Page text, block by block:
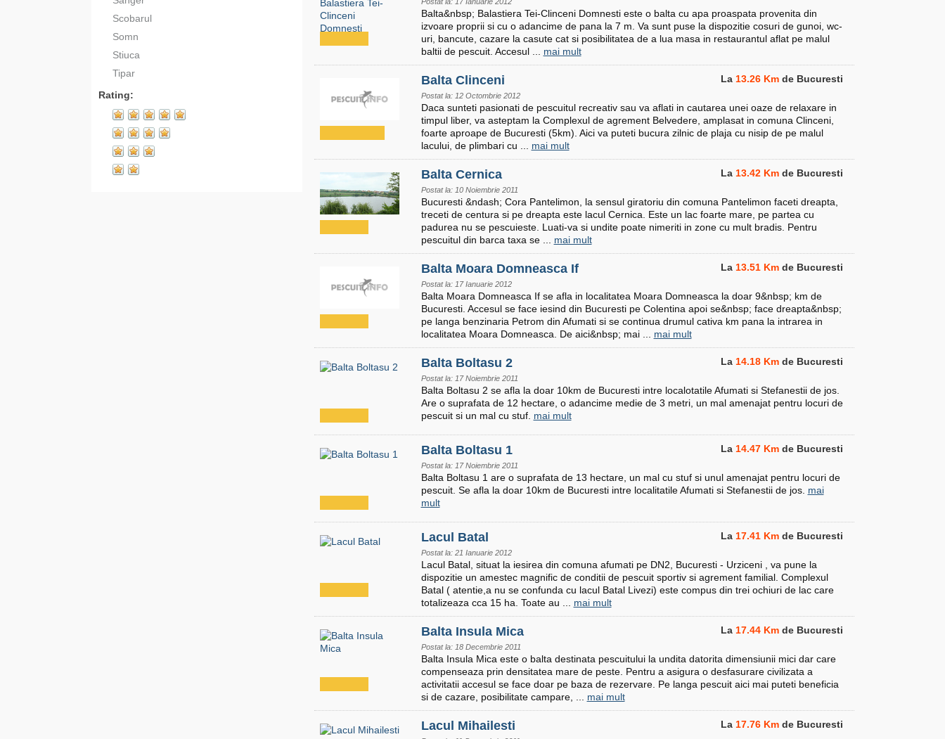
Scobarul
Somn
Stiuca
Tipar
Rating:
Balta&nbsp; Balastiera Tei-Clinceni Domnesti este o balta cu apa proaspata provenita din
izvoare proprii si cu o adancime de pana la 7 m. Va sunt puse la dispozitie cosuri de gunoi, wc-
uri, bancute, cazare la casute cat si posibilitatea de a lua masa in restaurantul aflat pe malul
baltii de pescuit. Accesul ... mai mult
Balta Clinceni La 13.26 Kmde Bucuresti
Postat la: 12 Octombrie 2012
Daca sunteti pasionati de pescuitul recreativ sau va aflati in cautarea unei oaze de relaxare in
timpul liber, va asteptam la Complexul de agrement Belvedere, amplasat in comuna Clinceni,
foarte aproape de Bucuresti (5km). Aici va puteti bucura zilnic de plaja cu nisip de pe malul
lacului, de plimbari cu ... mai mult
Balta Cernica La 13.42 Kmde Bucuresti
Postat la: 10 Noiembrie 2011
Bucuresti &ndash; Cora Pantelimon, la sensul giratoriu din comuna Pantelimon faceti dreapta,
treceti de centura si pe dreapta este lacul Cernica. Este un lac foarte mare, pe partea cu
padurea nu se pescuieste. Luati-va si undite poate nimeriti in zone cu mult bradis. Pentru
pescuitul din barca taxa se ... mai mult
Balta Moara Domneasca If La 13.51 Kmde Bucuresti
Postat la: 17 Ianuarie 2012
Balta Moara Domneasca If se afla in localitatea Moara Domneasca la doar 9&nbsp; km de
Bucuresti. Accesul se face iesind din Bucuresti pe Colentina apoi se&nbsp; face dreapta&nbsp;
pe langa benzinaria Petrom din Afumati si se continua drumul cativa km pana la intrarea in
localitatea Moara Domneasca. De aici&nbsp; mai ... mai mult
Balta Boltasu 2 La 14.18 Kmde Bucuresti
Postat la: 17 Noiembrie 2011
Balta Boltasu 2 se afla la doar 10km de Bucuresti intre localotatile Afumati si Stefanestii de jos.
Are o suprafata de 12 hectare, o adancime medie de 3 metri, un mal amenajat pentru locuri de
pescuit si un mal cu stuf. mai mult
Balta Boltasu 1 La 14.47 Kmde Bucuresti
Postat la: 17 Noiembrie 2011
Balta Boltasu 1 are o suprafata de 13 hectare, un mal cu stuf si unul amenajat pentru locuri de
pescuit. Se afla la doar 10km de Bucuresti intre localitatile Afumati si Stefanestii de jos. mai
mult
Lacul Batal La 17.41 Kmde Bucuresti
Postat la: 21 Ianuarie 2012
Lacul Batal, situat la iesirea din comuna afumati pe DN2, Bucuresti - Urziceni , va pune la
dispozitie un amestec magnific de conditii de pescuit sportiv si agrement familial. Complexul
Batal ( atentie,a nu se confunda cu lacul Batal Livezi) este compus din trei ochiuri de lac care
totalizeaza cca 15 ha. Toate au ... mai mult
Balta Insula Mica La 17.44 Kmde Bucuresti
Postat la: 18 Decembrie 2011
Balta Insula Mica este o balta destinata pescuitului la undita datorita dimensiunii mici dar care
compenseaza prin densitatea mare de peste. Pentru a asigura o desfasurare civilizata a
activitatii accesul se face doar pe baza de rezervare. Pe langa pescuit aici mai puteti beneficia
si de cazare, posibilitate campare, ... mai mult
Lacul Mihailesti La 17.76 Kmde Bucuresti